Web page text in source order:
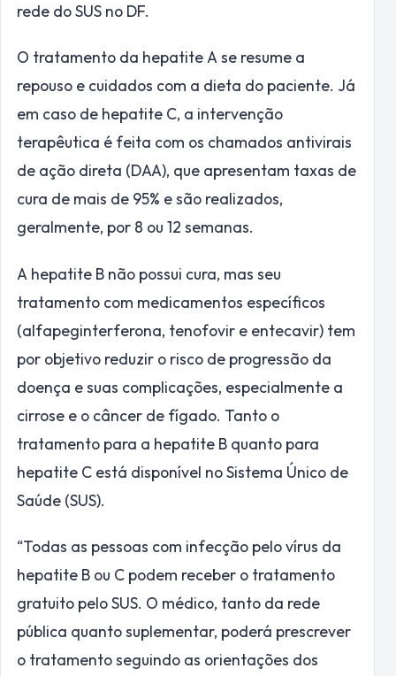
rede do SUS no DF.
O tratamento da hepatite A se resume a
repouso e cuidados com a dieta do paciente. Já
em caso de hepatite C, a intervenção
terapêutica é feita com os chamados antivirais
de ação direta (DAA), que apresentam taxas de
cura de mais de 95% e são realizados,
geralmente, por 8 ou 12 semanas.
A hepatite B não possui cura, mas seu
tratamento com medicamentos específicos
(alfapeginterferona, tenofovir e entecavir) tem
por objetivo reduzir o risco de progressão da
doença e suas complicações, especialmente a
cirrose e o câncer de fígado. Tanto o
tratamento para a hepatite B quanto para
hepatite C está disponível no Sistema Único de
Saúde (SUS).
“Todas as pessoas com infecção pelo vírus da
hepatite B ou C podem receber o tratamento
gratuito pelo SUS. O médico, tanto da rede
pública quanto suplementar, poderá prescrever
o tratamento seguindo as orientações dos